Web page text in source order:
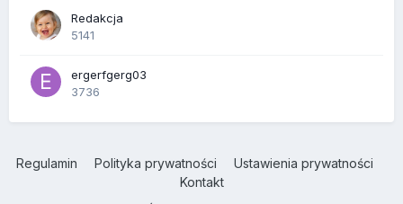
Redakcja
5141
ergerfgerg03
3736
Regulamin Polityka prywatności
Ustawienia prywatności
Kontakt